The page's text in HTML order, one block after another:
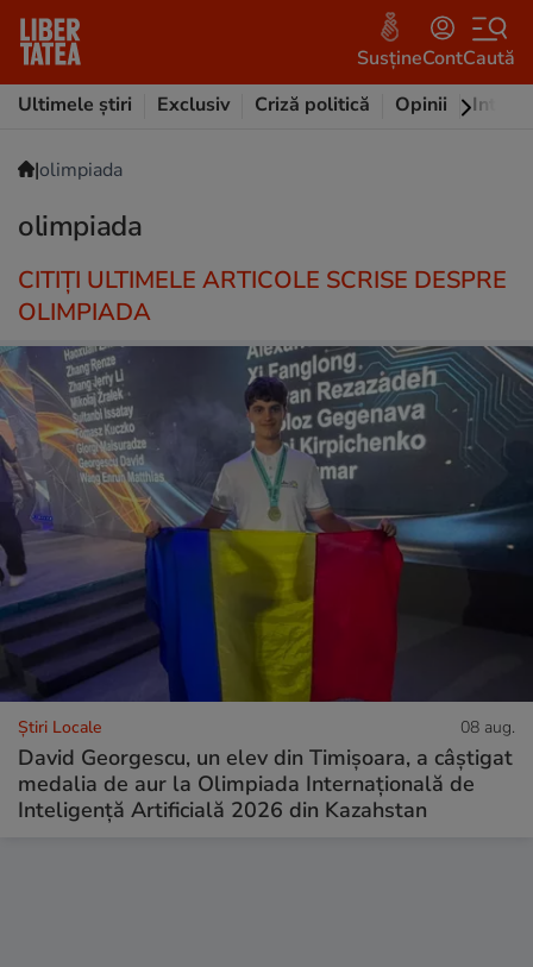
SusțineContCaută
Ultimele știri
Exclusiv Criză politică Opinii
|olimpiada
olimpiada
CITIȚI ULTIMELE ARTICOLE SCRISE DESPRE
OLIMPIADA
Știri Locale 08 aug.
David Georgescu, un elev din Timișoara, a câștigat
medalia de aur la Olimpiada Internațională de
Inteligență Artificială 2026 din Kazahstan